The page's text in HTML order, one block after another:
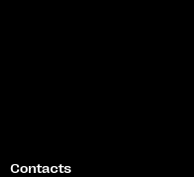
Contacts